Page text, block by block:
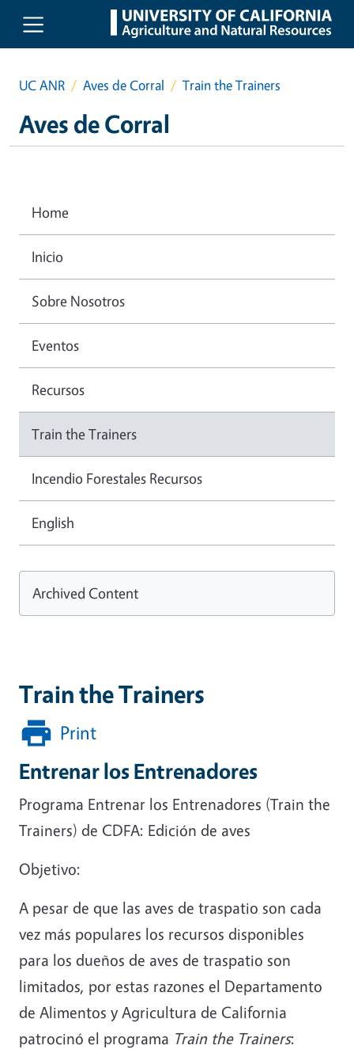
Skip to main content
UC ANR Aves de Corral Train the Trainers
Aves de Corral
Train the Trainers
Print
Entrenar los Entrenadores
Programa Entrenar los Entrenadores (Train the
Trainers) de CDFA: Edición de aves
Objetivo:
A pesar de que las aves de traspatio son cada
vez más populares los recursos disponibles
para los dueños de aves de traspatio son
limitados, por estas razones el Departamento
de Alimentos y Agricultura de California
patrocinó el programa Train the Trainers:
Home
Inicio
Sobre Nosotros
Eventos
Recursos
Train the Trainers
Incendio Forestales Recursos
English
Archived Content